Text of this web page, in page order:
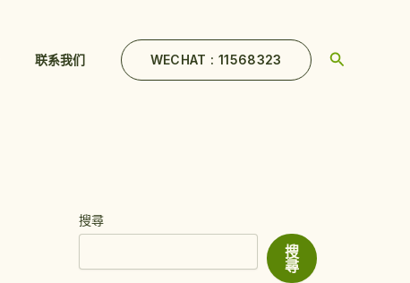
联系我们 WECHAT : 11568323 Search
搜尋
搜
尋